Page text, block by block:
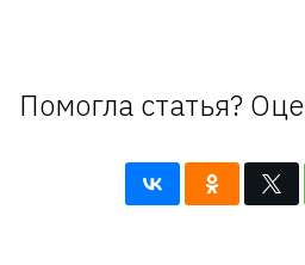
Помогла статья?